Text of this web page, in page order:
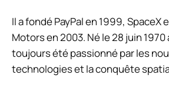
Il a fondé PayPal en 1999, SpaceX
Motors en 2003. Né le 28 juin 1970
toujours été passionné par les
technologies et la conquête